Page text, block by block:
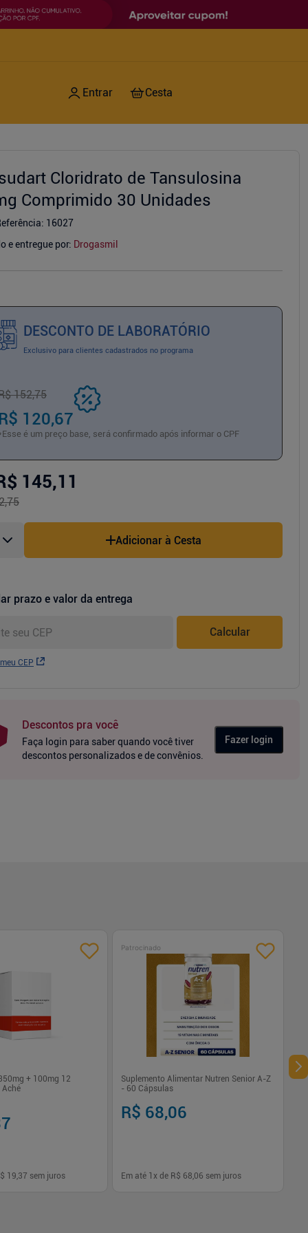
Cloridrato de Tansulosina
Comprimido 30 Unidades
: 16027
e entregue por: Drogasmil
DESCONTO DE LABORATÓRIO
Exclusivo para clientes cadastrados no programa
152,75
R$ 120,67
é um preço base, será confirmado após informar o CPF
145,11
Adicionar à Cesta
prazo e valor da entrega
CEP
Calcular
Descontos pra você
Faça login para saber quando você tiver
descontos personalizados e de convênios.
Fazer login
+ 100mg 12
Aché
19,37 sem juros
Patrocinado
Suplemento Alimentar Nutren Senior A-Z
- 60 Cápsulas
R$ 68,06
Em até 1 x de R$ 68,06 sem juros